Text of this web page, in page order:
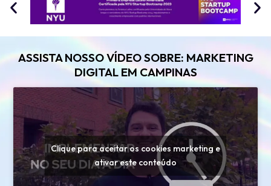
ASSISTA NOSSO VÍDEO SOBRE: MARKETING
DIGITAL EM CAMPINAS
Clique para aceitar os cookies marketing e
ativar este conteúdo